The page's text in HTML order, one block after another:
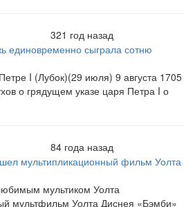
321 год назад
единовременно сыграла сотню
I (Лубок)(29 июля) 9 августа 1705
о грядущем указе царя Петра I о
84 года назад
мультипликационный фильм Уолта
мультиком Уолта
мультфильм Уолта Диснея «Бэмби»